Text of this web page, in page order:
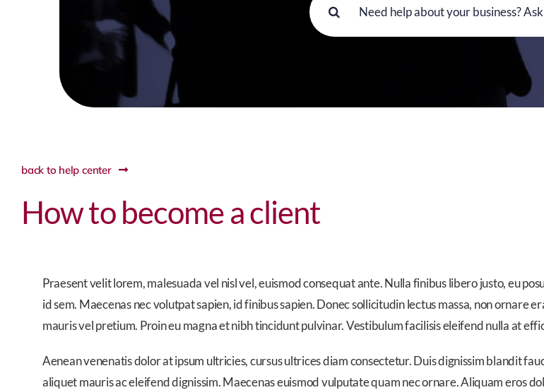
for:
back to help center
How to become a client
Praesent velit lorem, malesuada vel nisl vel, euismod consequat ante. Nulla finibus libero justo, eu
id sem. Maecenas nec volutpat sapien, id finibus sapien. Donec sollicitudin lectus massa, non
mauris vel pretium. Proin eu magna et nibh tincidunt pulvinar. Vestibulum facilisis eleifend nulla at
Aenean venenatis dolor at ipsum ultricies, cursus ultrices diam consectetur. Duis dignissim blandit
aliquet mauris ac eleifend dignissim. Maecenas euismod vulputate quam nec ornare. Aliquam eros